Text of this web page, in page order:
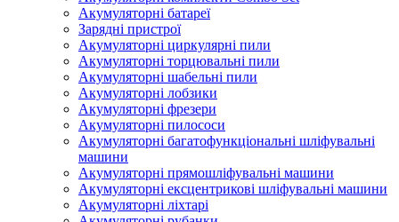
Акумуляторні батареї
Зарядні пристрої
Акумуляторні циркулярні пили
Акумуляторні торцювальні пили
Акумуляторні шабельні пили
Акумуляторні лобзики
Акумуляторні фрезери
Акумуляторні пилососи
Акумуляторні багатофункціональні шліфувальні
машини
Акумуляторні прямошліфувальні машини
Акумуляторні ексцентрикові шліфувальні машини
Акумуляторні ліхтарі